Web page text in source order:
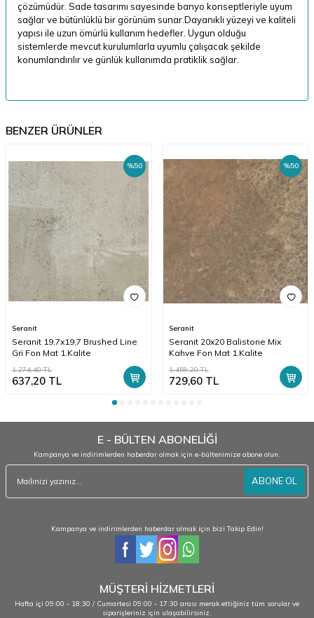
çözümüdür. Sade tasarımı sayesinde banyo konseptleriyle uyum
sağlar ve bütünlüklü bir görünüm sunar.Dayanıklı yüzeyi ve kaliteli
yapısı ile uzun ömürlü kullanım hedefler. Uygun olduğu
sistemlerde mevcut kurulumlarla uyumlu çalışacak şekilde
konumlandırılır ve günlük kullanımda pratiklik sağlar.
BENZER ÜRÜNLER
%50
Seranit
Seranit 19,7x19,7 Brushed Line
Gri Fon Mat 1.Kalite
1.274,40TL
637,20 TL
%50
Seranit
Seranit 20x20 Balistone Mix
Kahve Fon Mat 1.Kalite
1.459,20TL
729,60TL
E - BÜLTEN ABONELİĞİ
Kampanya ve indirimlerden haberdar olmak için e-bültenimize abone olun.
ABONE OL
Kampanya ve indirimlerden haberdar olmak için bizi Takip Edin!
MÜŞTERİ HİZMETLERİ
Hafta içi 09:00 - 18:30 / Cumartesi 09:00 - 17:30 arası merak ettiğiniz tüm sorular ve
siparişleriniz için ulaşabilirsiniz.